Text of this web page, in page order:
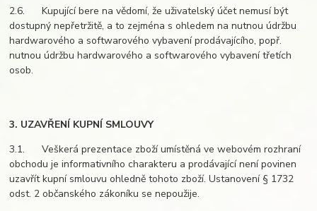
2.6. Kupující bere na vědomí, že uživatelský účet nemusí být
dostupný nepřetržitě, a to zejména s ohledem na nutnou údržbu
hardwarového a softwarového vybavení prodávajícího, popř.
nutnou údržbu hardwarového a softwarového vybavení třetích
osob.
3. UZAVŘENÍ KUPNÍ SMLOUVY
3.1. Veškerá prezentace zboží umístěná ve webovém rozhraní
obchodu je informativního charakteru a prodávající není povinen
uzavřít kupní smlouvu ohledně tohoto zboží. Ustanovení § 1732
odst. 2 občanského zákoníku se nepoužije.